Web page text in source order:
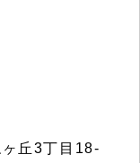
丘3丁目18-